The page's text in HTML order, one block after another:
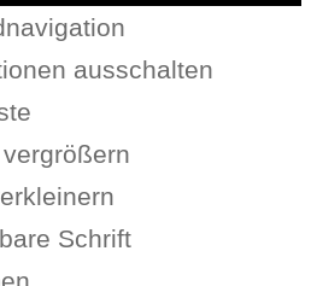
ausschalten
Schrift